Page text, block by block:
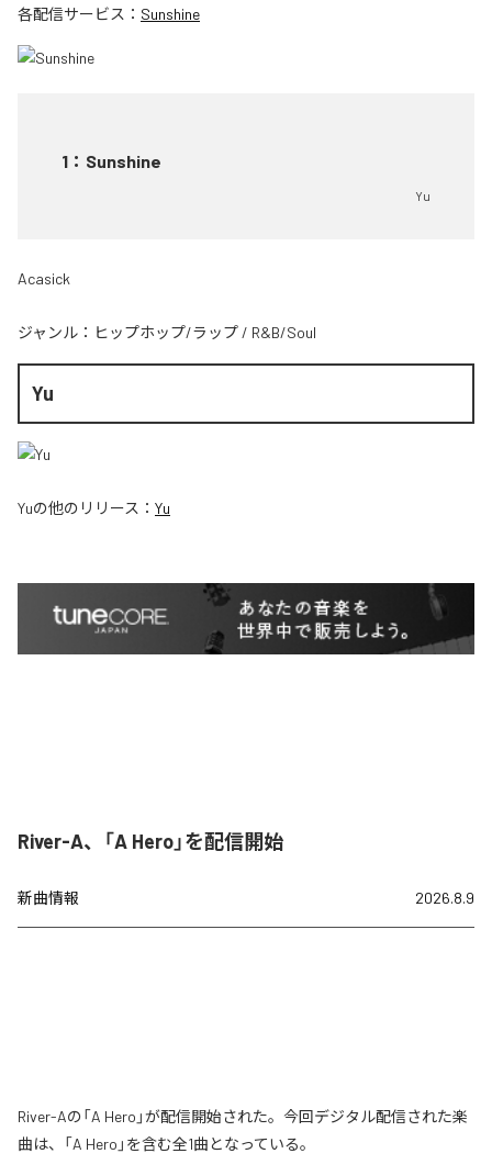
各配信サービス： Sunshine
1 ： Sunshine
Yu
Acasick
ジャンル： ヒップホップ/ラップ / R&B/Soul
Yu
Yuの他のリリース： Yu
River-A、「A Hero」を配信開始
新曲情報 2026.8.9
River-Aの「A Hero」が配信開始された。今回デジタル配信された楽
曲は、「A Hero」を含む全1曲となっている。